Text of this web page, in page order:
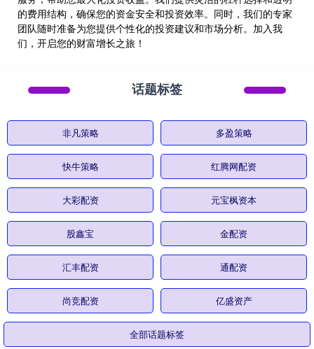
的费用结构，确保您的资金安全和投资效率。同时，我们的专家
团队随时准备为您提供个性化的投资建议和市场分析。加入我
们，开启您的财富增长之旅！
话题标签
非凡策略 多盈策略
快牛策略 红腾网配资
大彩配资 元宝枫资本
股鑫宝 金配资
汇丰配资 通配资
尚竞配资 亿盛资产
全部话题标签